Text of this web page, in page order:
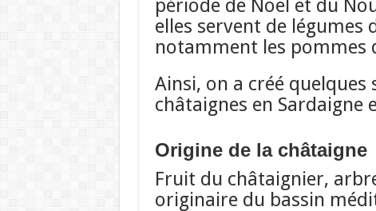
période de Noel et du
elles servent de légumes
notamment les pommes
Ainsi, on a créé quelques
châtaignes en Sardaigne
Origine de la châtaigne
Fruit du châtaignier,
originaire du bassin